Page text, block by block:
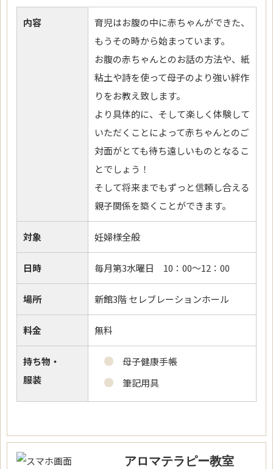
内容
育児はお腹の中に赤ちゃんができた、
もうその時から始まっています。
お腹の赤ちゃんとのお話の方法や、紙
粘土や詩を使って母子のより強い絆作
りをお教え致します。
より具体的に、そして楽しく体験して
いただくことによって赤ちゃんとのご
対面がとても待ち遠しいものとなるこ
とでしょう！
そして将来までもずっと信頼し合える
親子関係を築くことができます。
対象 妊婦様全般
日時 毎月第3水曜日 10：00～12：00
場所 新館3階 セレブレーションホール
料金 無料
持ち物・
服装
母子健康手帳
筆記用具
アロマテラピー教室